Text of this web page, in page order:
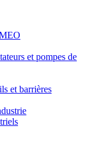
et pompes de
et barrières